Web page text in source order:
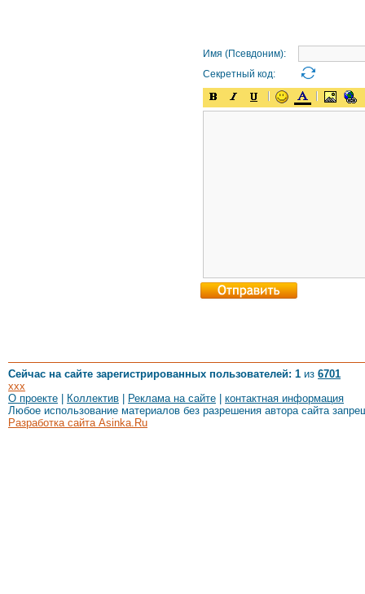
Имя (Псевдоним):
Секретный код:
Сейчас на сайте зарегистрированных пользователей: 1 из 6701
xxx
О проекте
Коллектив Реклама на сайте
контактная информация
Любое использование материалов без разрешения автора сайта
Разработка сайта Asinka.Ru